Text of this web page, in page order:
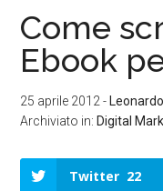
Come
Ebook
25 aprile 2012 -
Archiviato in: Digital
Twitter 22